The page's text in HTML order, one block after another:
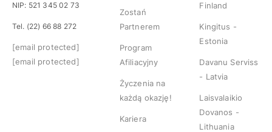
NIP: 521 345 02 73
Tel. (22) 66 88 272
[email protected]
[email protected]
Zostań
Partnerem
Program
Afiliacyjny
Życzenia na
każdą okazję!
Kariera
Finland
Kingitus -
Estonia
Davanu Serviss
- Latvia
Laisvalaikio
Dovanos -
Lithuania